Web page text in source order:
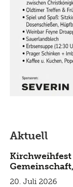
Aktuell
20. Juli 2026